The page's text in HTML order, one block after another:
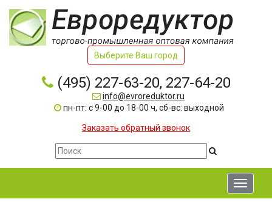
Выберите Ваш город
(495) 227-63-20, 227-64-20
info@evroreduktor.ru
пн-пт: с 9-00 до 18-00 ч, сб-вс: выходной
Заказать обратный звонок
Toggle